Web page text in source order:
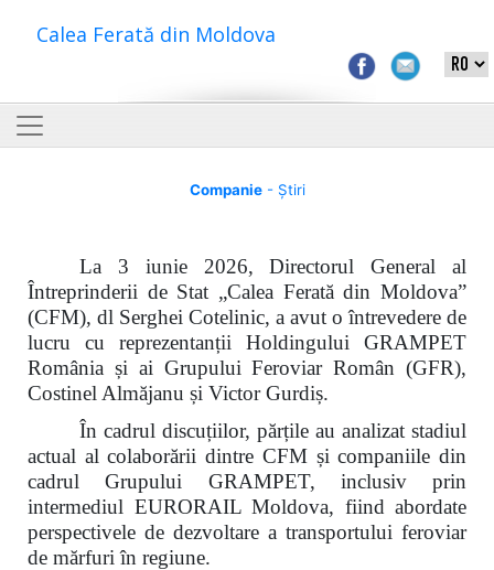
Calea Ferată din Moldova
Companie- Știri
La 3 iunie 2026, Directorul General al
Întreprinderii de Stat „Calea Ferată din Moldova”
(CFM), dl Serghei Cotelinic, a avut o întrevedere de
lucru cu reprezentanții Holdingului GRAMPET
România și ai Grupului Feroviar Român (GFR),
Costinel Almăjanu și Victor Gurdiș.
În cadrul discuțiilor, părțile au analizat stadiul
actual al colaborării dintre CFM și companiile din
cadrul Grupului GRAMPET, inclusiv prin
intermediul EURORAIL Moldova, fiind abordate
perspectivele de dezvoltare a transportului feroviar
de mărfuri în regiune.